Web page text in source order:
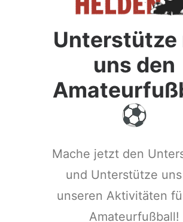
Unterstütze
uns den
Mache jetzt den
und Unterstütze
unseren Aktivitäten
Amateurfußball!